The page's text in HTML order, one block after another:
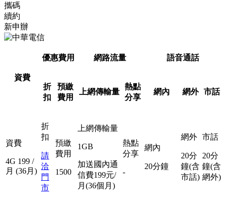
攜碼
續約
新申辦
資費
優惠費用 網路流量 語音通話
折
扣
預繳
費用
上網傳輸量
熱點
分享
網內 網外 市話
資費
4G 199 /
月 (36月)
折
扣
請
洽
門
市
預繳
費用
1500
上網傳輸量
1GB
加送國內通
信費199元/
月(36個月)
熱點
分享
-
網內
20分鐘
網外
20分
鐘(含
市話)
市話
20分
鐘(含
網外)